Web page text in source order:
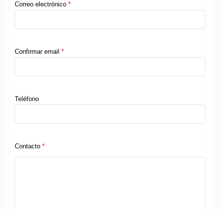
Correo electrónico *
Confirmar email *
Teléfono
Contacto *